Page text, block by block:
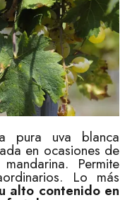
a pura uva blanca
en ocasiones de
Permite
Lo más
alto contenido en